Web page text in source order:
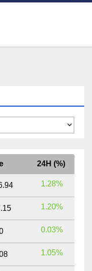
24H (%)
1.28%
1.20%
0.03%
1.05%